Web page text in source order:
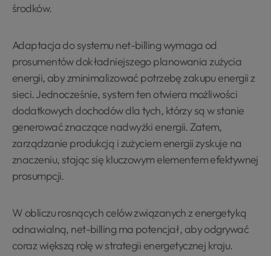
środków.
Adaptacja do systemu net-billing wymaga od
prosumentów dokładniejszego planowania zużycia
energii, aby zminimalizować potrzebę zakupu energii z
sieci. Jednocześnie, system ten otwiera możliwości
dodatkowych dochodów dla tych, którzy są w stanie
generować znaczące nadwyżki energii. Zatem,
zarządzanie produkcją i zużyciem energii zyskuje na
znaczeniu, stając się kluczowym elementem efektywnej
prosumpcji.
W obliczu rosnących celów związanych z energetyką
odnawialną, net-billing ma potencjał, aby odgrywać
coraz większą rolę w strategii energetycznej kraju.